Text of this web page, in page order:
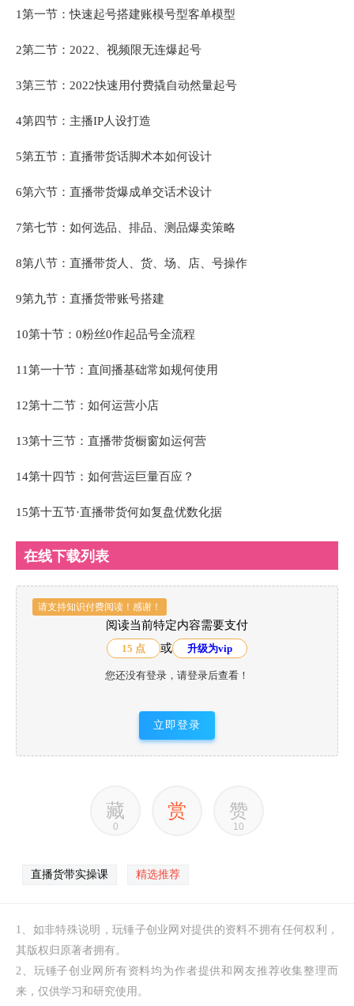
1第一节：快速起号搭建账模号‬型客单模型
2第二节：2022、视频限无‬连爆起号
3第三节：2022快速用付费撬自动‬然量起号
4第四节：主播IP人设打造
5第五节：直播带货话脚术‬本如何设计
6第六节：直播带货爆成单‬交话术设计
7第七节：如何选品、排品、测品爆卖策略
8第八节：直播带货人、货、场、店、号操作
9第九节：直播货带‬账号搭建
10第十节：0粉丝0作起品‬号全流程
11第一十‬节：直间播‬基础常如规‬何使用
12第十二节：如何运营小店
13第十三节：直播带货橱窗如运何‬营
14第十四节：如何营运‬巨量百应？
15第十五节·直播带货何如‬复盘优数化‬据
在线下载列表
请支持知识付费阅读！感谢！
阅读当前特定内容需要支付
15 点 或 升级为vip
您还没有登录，请登录后查看！
立即登录
藏
0
赏 赞
10
直播货带‬实操课 精选推荐
1、如非特殊说明，玩锤子创业网对提供的资料不拥有任何权利，
其版权归原著者拥有。
2、玩锤子创业网所有资料均为作者提供和网友推荐收集整理而
来，仅供学习和研究使用。